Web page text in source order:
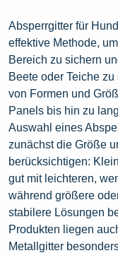
Absperrgitter für
effektive Methode,
Bereich zu sichern
Beete oder Teiche
von Formen und
Panels bis hin zu
Auswahl eines
zunächst die Größe
berücksichtigen:
gut mit leichteren,
während größere
stabilere Lösungen
Produkten liegen
Metallgitter